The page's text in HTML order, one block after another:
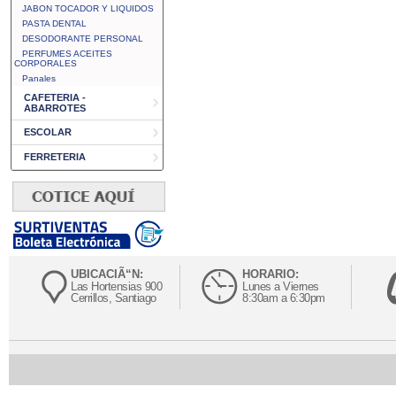
JABON TOCADOR Y LIQUIDOS
PASTA DENTAL
DESODORANTE PERSONAL
PERFUMES ACEITES
CORPORALES
Panales
CAFETERIA -
ABARROTES
ESCOLAR
FERRETERIA
UBICACIÃ“N:
Las Hortensias 900
Cerrillos, Santiago
HORARIO:
Lunes a Viernes
8:30am a 6:30pm